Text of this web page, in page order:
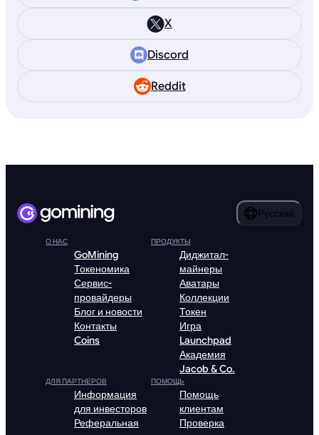
X
Discord
Reddit
Русский
О НАС
GoMining
Токеномика
Сервис-
провайдеры
Блог и новости
Контакты
Coins
ПРОДУКТЫ
Диджитал-
майнеры
Аватары
Коллекции
Токен
Игра
Launchpad
Академия
Jacob & Co.
ДЛЯ ПАРТНЕРОВ
Информация
для инвесторов
Реферальная
ПОМОЩЬ
Помощь
клиентам
Проверка